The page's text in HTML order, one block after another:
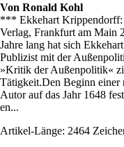
Von Ronald Kohl
*** Ekkehart
Verlag, Frankfurt am Main
Jahre lang hat sich
Publizist mit der
»Kritik der Außenpolitik«
Tätigkeit.Den Beginn einer
Autor auf das Jahr 1648
en...
Artikel-Länge: 2464